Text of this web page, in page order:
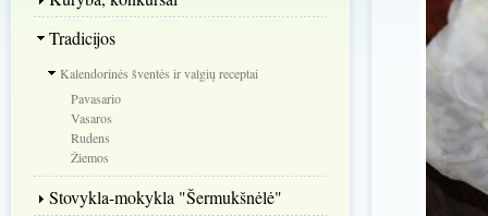
Tradicijos
Kalendorinės šventės ir valgių receptai
Pavasario
Vasaros
Rudens
Žiemos
Stovykla-mokykla "Šermukšnėlė"